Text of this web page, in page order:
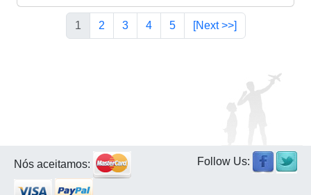
1 2 3 4 5 [Next >>]
Nós aceitamos: Follow Us: